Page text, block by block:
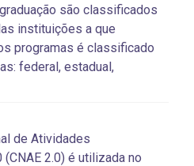
são classificados
instituições a que
programas é classificado
federal, estadual,
de Atividades
2.0) é utilizada no